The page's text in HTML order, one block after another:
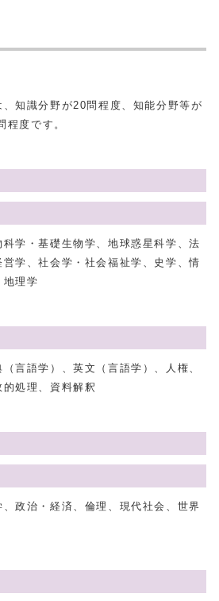
知識分野が20問程度、知能分野等が
程度です。
学・基礎生物学、地球惑星科学、法
学、社会学・社会福祉学、史学、情
地理学
言語学）、英文（言語学）、人権、
処理、資料解釈
政治・経済、倫理、現代社会、世界